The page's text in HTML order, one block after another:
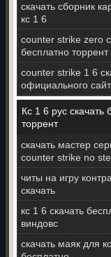
скачать сборник
кс 1 6
counter strike zero
бесплатно торрент
counter strike 1 6
официального
Кс 1 6 рус скачать
торрент
скачать мастер
counter strike no
читы на игру
скачать
кс 1 6 скачать
виндовс
скачать маяк для